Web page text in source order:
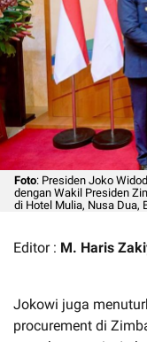
Foto: Presiden Joko
dengan Wakil Presiden
di Hotel Mulia, Nusa Dua,
Editor : M. Haris
Jokowi juga
procurement di